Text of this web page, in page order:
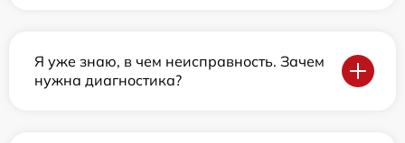
Я уже знаю, в чем неисправность. Зачем
нужна диагностика?